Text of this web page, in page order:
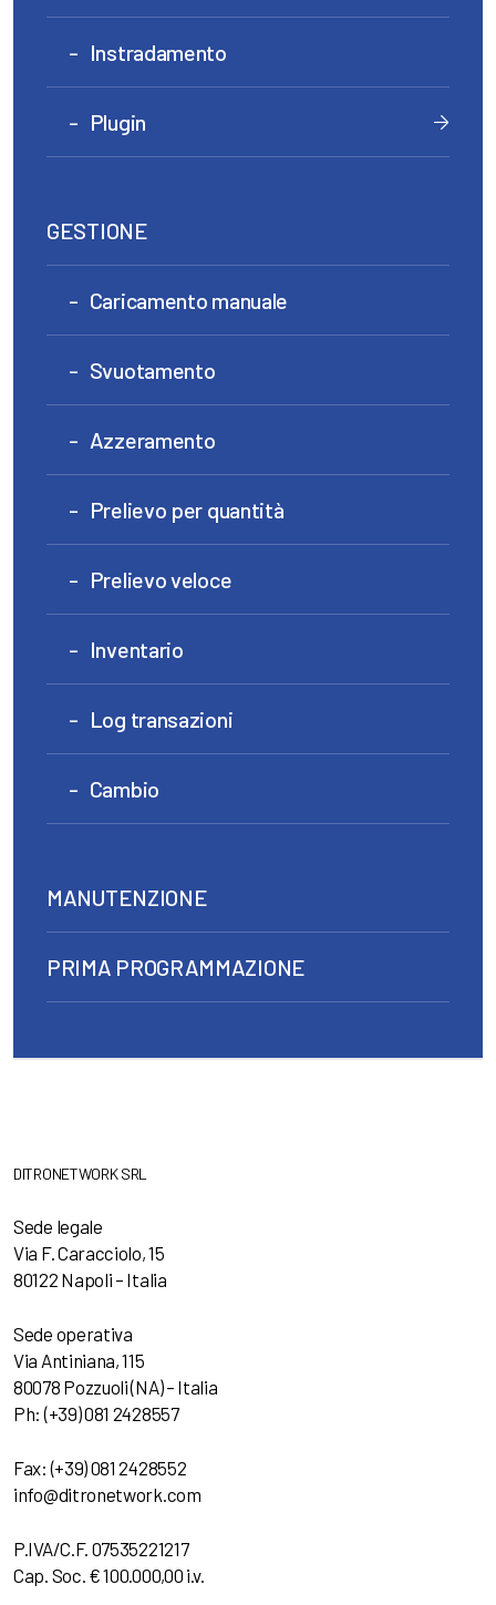
Instradamento
Plugin
GESTIONE
Caricamento manuale
Svuotamento
Azzeramento
Prelievo per quantità
Prelievo veloce
Inventario
Log transazioni
Cambio
MANUTENZIONE
PRIMA PROGRAMMAZIONE
DITRONETWORK SRL
Sede legale
Via F. Caracciolo, 15
80122 Napoli – Italia
Sede operativa
Via Antiniana, 115
80078 Pozzuoli (NA) – Italia
Ph: (+39) 081 2428557
Fax: (+39) 081 2428552
info@ditronetwork.com
P.IVA/C.F. 07535221217
Cap. Soc. € 100.000,00 i.v.